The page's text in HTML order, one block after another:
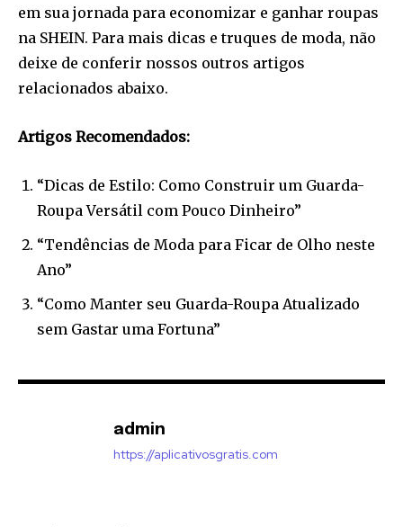
em sua jornada para economizar e ganhar roupas
na SHEIN. Para mais dicas e truques de moda, não
deixe de conferir nossos outros artigos
relacionados abaixo.
Artigos Recomendados:
“Dicas de Estilo: Como Construir um Guarda-
Roupa Versátil com Pouco Dinheiro”
“Tendências de Moda para Ficar de Olho neste
Ano”
“Como Manter seu Guarda-Roupa Atualizado
sem Gastar uma Fortuna”
admin
https://aplicativosgratis.com